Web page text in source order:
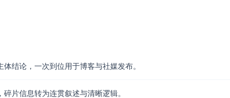
微甜的重复：一杯茶、一张卡片、几次呼吸。与其用力追赶，不如轻
收拢，三段把生活织得密一些，也软一些。
运动＋卡片）
结论，一次到位用于博客与社媒发布。
片信息转为连贯叙述与清晰逻辑。